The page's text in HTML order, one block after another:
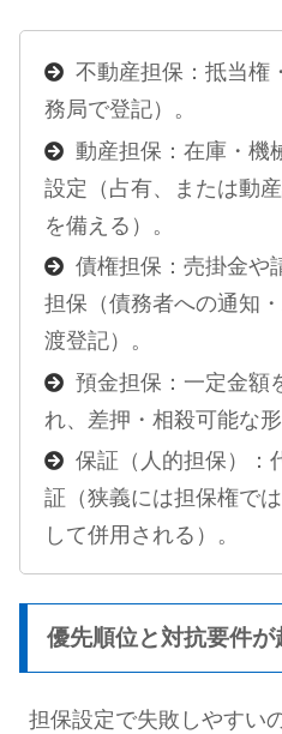
不動産担保：抵当権
務局で登記）。
動産担保：在庫・機
設定（占有、または動
を備える）。
債権担保：売掛金や
担保（債務者への通知
渡登記）。
預金担保：一定金額
れ、差押・相殺可能な形
保証（人的担保）：
証（狭義には担保権で
して併用される）。
優先順位と対抗要件が
担保設定で失敗しやすい